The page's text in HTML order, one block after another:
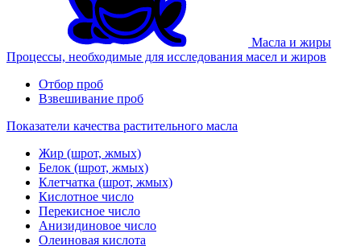
Масла и жиры
Процессы, необходимые для исследования масел и жиров
Отбор проб
Взвешивание проб
Показатели качества растительного масла
Жир (шрот, жмых)
Белок (шрот, жмых)
Клетчатка (шрот, жмых)
Кислотное число
Перекисное число
Анизидиновое число
Олеиновая кислота